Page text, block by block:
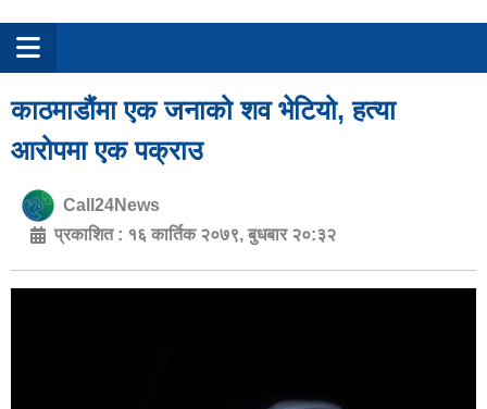
काठमाडौंमा एक जनाको शव भेटियो, हत्या
आरोपमा एक पक्राउ
Call24News
प्रकाशित : १६ कार्तिक २०७९, बुधबार २०:३२